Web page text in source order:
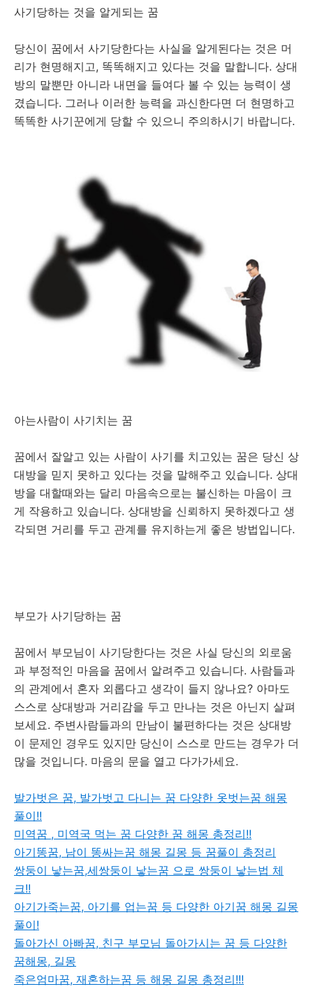
사기당하는 것을 알게되는 꿈
당신이 꿈에서 사기당한다는 사실을 알게된다는 것은 머
리가 현명해지고, 똑똑해지고 있다는 것을 말합니다. 상대
방의 말뿐만 아니라 내면을 들여다 볼 수 있는 능력이 생
겼습니다. 그러나 이러한 능력을 과신한다면 더 현명하고
똑똑한 사기꾼에게 당할 수 있으니 주의하시기 바랍니다.
아는사람이 사기치는 꿈
꿈에서 잘알고 있는 사람이 사기를 치고있는 꿈은 당신 상
대방을 믿지 못하고 있다는 것을 말해주고 있습니다. 상대
방을 대할때와는 달리 마음속으로는 불신하는 마음이 크
게 작용하고 있습니다. 상대방을 신뢰하지 못하겠다고 생
각되면 거리를 두고 관계를 유지하는게 좋은 방법입니다.
부모가 사기당하는 꿈
꿈에서 부모님이 사기당한다는 것은 사실 당신의 외로움
과 부정적인 마음을 꿈에서 알려주고 있습니다. 사람들과
의 관계에서 혼자 외롭다고 생각이 들지 않나요? 아마도
스스로 상대방과 거리감을 두고 만나는 것은 아닌지 살펴
보세요. 주변사람들과의 만남이 불편하다는 것은 상대방
이 문제인 경우도 있지만 당신이 스스로 만드는 경우가 더
많을 것입니다. 마음의 문을 열고 다가가세요.
발가벗은 꿈, 발가벗고 다니는 꿈 다양한 옷벗는꿈 해몽
풀이!!
미역꿈 , 미역국 먹는 꿈 다양한 꿈 해몽 총정리!!
아기똥꿈, 남이 똥싸는꿈 해몽 길몽 등 꿈풀이 총정리
쌍둥이 낳는꿈,세쌍둥이 낳는꿈 으로 쌍둥이 낳는법 체
크!!
아기가죽는꿈, 아기를 업는꿈 등 다양한 아기꿈 해몽 길몽
풀이!
돌아가신 아빠꿈, 친구 부모님 돌아가시는 꿈 등 다양한
꿈해몽, 길몽
죽은엄마꿈, 재혼하는꿈 등 해몽 길몽 총정리!!!